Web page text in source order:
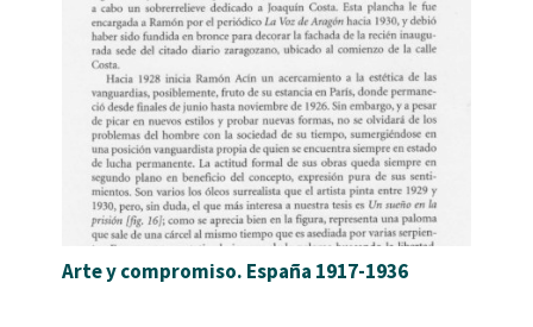
Arte y compromiso. España 1917-1936